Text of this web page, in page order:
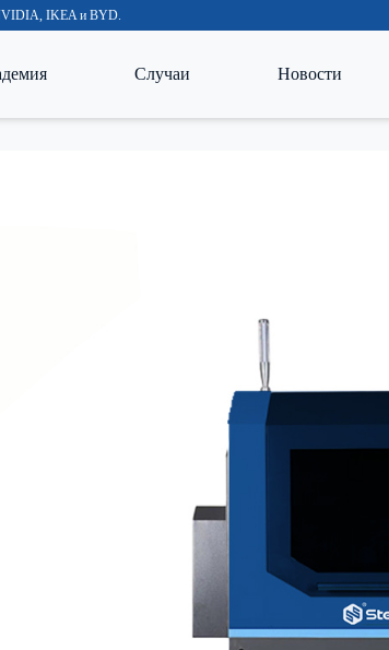
NVIDIA, IKEA и BYD.
Случаи Новости